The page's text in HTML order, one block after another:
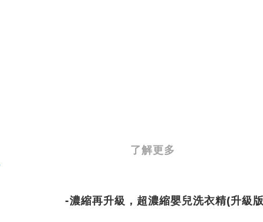
了解更多
-濃縮再升級，超濃縮嬰兒洗衣精(升級